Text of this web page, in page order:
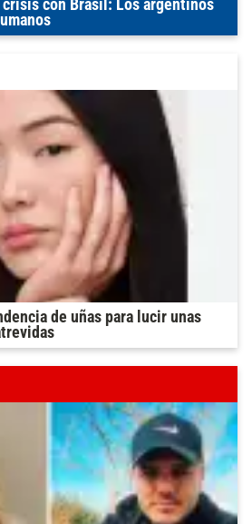
con Brasil: Los argentinos
de uñas para lucir unas